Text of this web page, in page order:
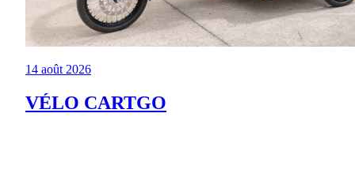
14 août 2026
VÉLO CARTGO